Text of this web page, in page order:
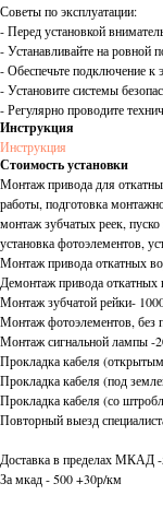
Советы по эксплуатации:
- Перед установкой
- Устанавливайте на ровной
- Обеспечьте подключение к
- Установите системы
- Регулярно проводите
Инструкция
Инструкция
Стоимость установки
Монтаж привода для
работы, подготовка
монтаж зубчатых реек,
установка фотоэлементов,
Монтаж привода откатных
Демонтаж привода откатных
Монтаж зубчатой рейки-
Монтаж фотоэлементов, без
Монтаж сигнальной лампы -
Прокладка кабеля
Прокладка кабеля (под
Прокладка кабеля (со
Повторный выезд
Доставка в пределах МКАД
За мкад - 500 +30р/км